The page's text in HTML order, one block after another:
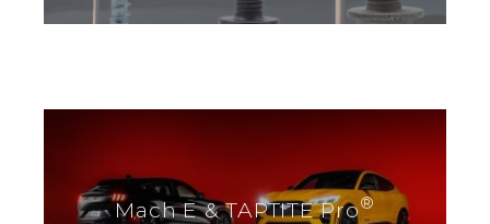
Mach E & TAPTITE Pro®